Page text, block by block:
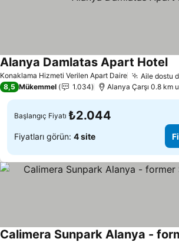
Konaklama Hizmeti Verilen Apart Daire Aile dostu
Alanya Damlatas Apart Hotel
8,5 Mükemmel 1.034 Alanya Çarşı 0.8 km
Başlangıç Fiyatı ₺2.044
Fiyatları görün: 4 site